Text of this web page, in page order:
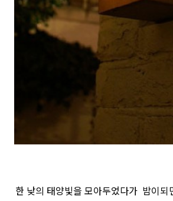
한 낮의 태양빛을 모아두었다가 밤이되